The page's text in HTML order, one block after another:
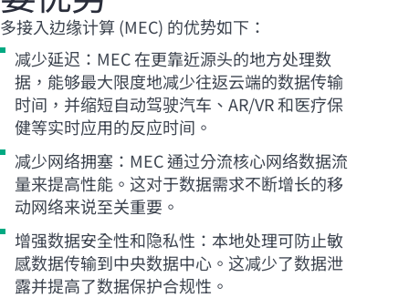
多接入边缘计算 (MEC) 的优势如下：
减少延迟：MEC 在更靠近源头的地方处理数
据，能够最大限度地减少往返云端的数据传输
时间，并缩短自动驾驶汽车、AR/VR 和医疗保
健等实时应用的反应时间。
减少网络拥塞：MEC 通过分流核心网络数据流
量来提高性能。这对于数据需求不断增长的移
动网络来说至关重要。
增强数据安全性和隐私性：本地处理可防止敏
感数据传输到中央数据中心。这减少了数据泄
露并提高了数据保护合规性。